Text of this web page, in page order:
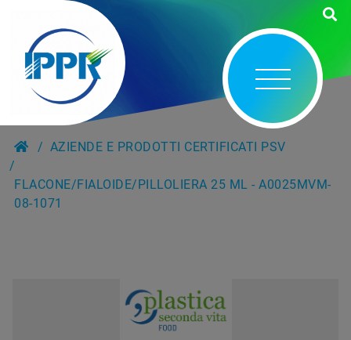
AZIENDE E PRODOTTI CERTIFICATI PSV
FLACONE/FIALOIDE/PILLOLIERA 25 ML - A0025MVM-
08-1071